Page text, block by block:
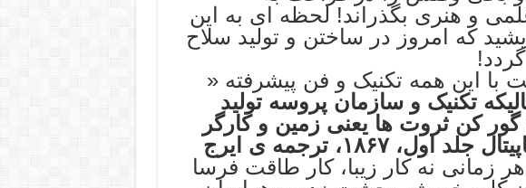
و هنری بگذراند! لحظه ای به این
که امروز در ساختن و تولید سلاح
با این همه تکنیک و فن پیشرفته «
تکنیک و سازمان پروسه تولید
گور کن ثروت ها یعنی زمین و کارگر
جلد اول،
۱۸۶۷، ترجمه ی ایرج
هر زمانی نه کار زیبا، کار طاقت فرسا